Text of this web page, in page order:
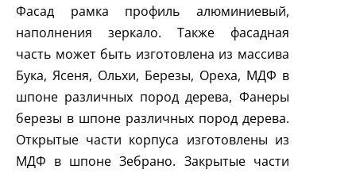
Фасад рамка профиль алюминиевый,
наполнения зеркало. Также фасадная
часть может быть изготовлена из массива
Бука, Ясеня, Ольхи, Березы, Ореха, МДФ в
шпоне различных пород дерева, Фанеры
березы в шпоне различных пород дерева.
Открытые части корпуса изготовлены из
МДФ в шпоне Зебрано. Закрытые части